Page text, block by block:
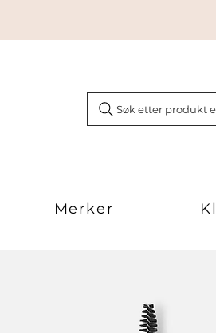
Søk etter produkt
Merker